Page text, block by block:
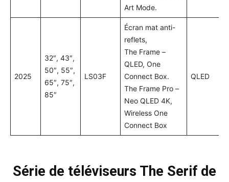
Art Mode.
2025
32″, 43″,
50″, 55″,
65″, 75″,
85″
LS03F
Écran mat anti-
reflets,
The Frame –
QLED, One
Connect Box.
The Frame Pro –
Neo QLED 4K,
Wireless One
Connect Box
QLED
Série de téléviseurs The Serif de